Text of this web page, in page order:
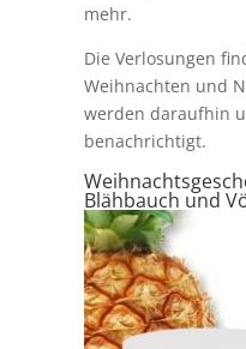
mehr.
Die Verlosungen
Weihnachten und
werden daraufhin
benachrichtigt.
Blähbauch und